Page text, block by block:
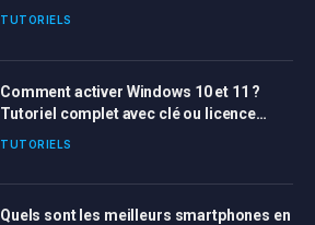
TUTORIELS
Comment activer Windows 10 et 11 ?
Tutoriel complet avec clé ou licence
TUTORIELS
Quels sont les meilleurs smartphones en